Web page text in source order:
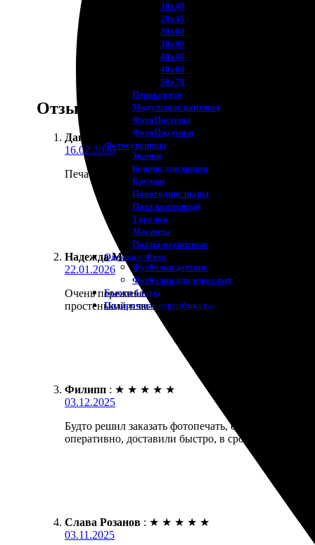
30х40
20х45
30х60
30х90
40х40
40х60
50х70
Пенокартон
Модульные картины
ФотоПостеры
ФотоПодушки
Фотоcувениры
Значки
Коврик для мыши
Кружки
Новогодние шары
Пазл картонный
Тарелки
Магниты
Пазлы магнитные
Одежда с Фото
Футболки детские
Футболки для взрослых
Бьюти-боксы
Подарочные сертификаты
Отзывы
Дана Трофимова :
16.02.2026
Печатала фото для интерьера на холсте в раме.
Надежда М. :
22.01.2026
Очень переживала за фото в рамке, боялась, что
простенький пластик, но для цены вполне достойно.
Филипп : ★ ★ ★ ★ ★
03.12.2025
Будто решил заказать фотопечать, остался
оперативно, доставили быстро, в срок. Рекомендую
Слава Розанов : ★ ★ ★ ★ ★
03.11.2025